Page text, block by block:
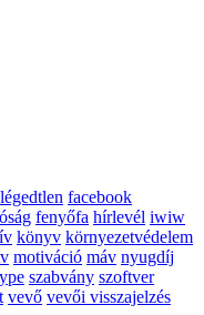
facebook
fenyőfa hírlevél iwiw
könyv környezetvédelem
motiváció máv nyugdíj
szabvány szoftver
vevő vevői visszajelzés